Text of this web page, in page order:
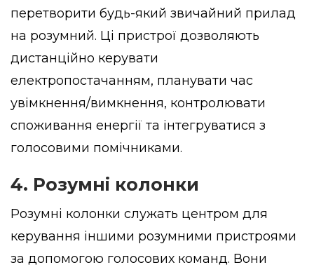
перетворити будь-який звичайний прилад
на розумний. Ці пристрої дозволяють
дистанційно керувати
електропостачанням, планувати час
увімкнення/вимкнення, контролювати
споживання енергії та інтегруватися з
голосовими помічниками.
4. Розумні колонки
Розумні колонки служать центром для
керування іншими розумними пристроями
за допомогою голосових команд. Вони